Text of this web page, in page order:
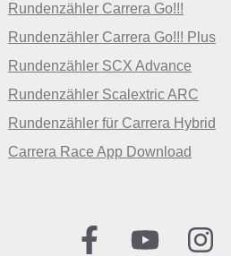
Rundenzähler Carrera Go!!!
Rundenzähler Carrera Go!!! Plus
Rundenzähler SCX Advance
Rundenzähler Scalextric ARC
Rundenzähler für Carrera Hybrid
Carrera Race App Download